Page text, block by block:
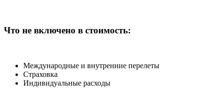
Что не включено в стоимость:
Международные и внутренние перелеты
Страховка
Индивидуальные расходы